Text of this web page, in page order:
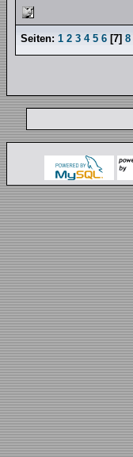
Seiten: 1 2 3 4 5 6 [7] 8